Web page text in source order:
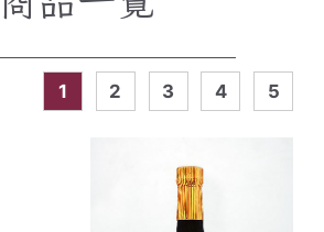
1 2 3 4 5